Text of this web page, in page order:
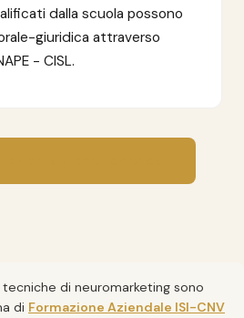
dalla scuola possono
giuridica attraverso
- CISL.
di neuromarketing sono
di Formazione Aziendale ISI-CNV